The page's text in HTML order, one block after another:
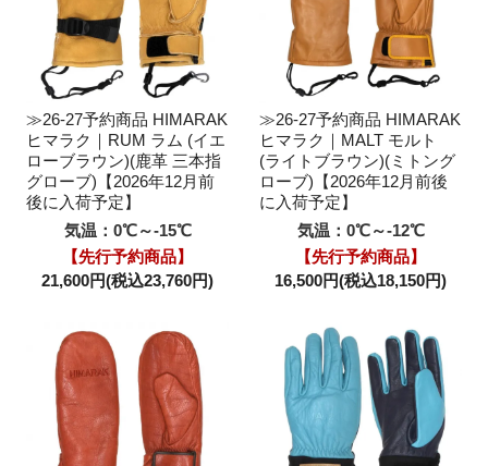
≫26-27予約商品 HIMARAK
ヒマラク｜RUM ラム (イエ
ローブラウン)(鹿革 三本指
グローブ)【2026年12月前
後に入荷予定】
気温：0℃～-15℃
【先行予約商品】
21,600円(税込23,760円)
≫26-27予約商品 HIMARAK
ヒマラク｜MALT モルト
(ライトブラウン)(ミトング
ローブ)【2026年12月前後
に入荷予定】
気温：0℃～-12℃
【先行予約商品】
16,500円(税込18,150円)